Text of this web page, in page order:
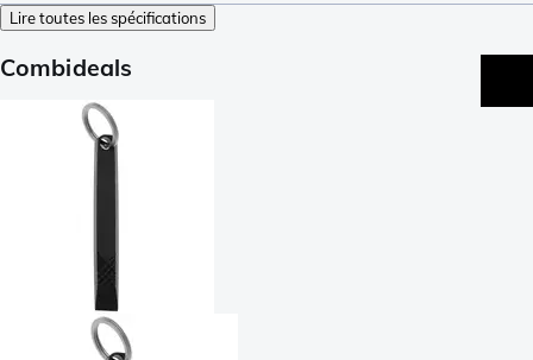
Lire toutes les spécifications
Combideals